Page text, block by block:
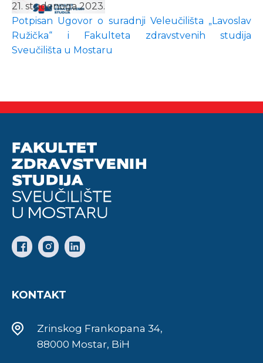
21. studenoga 2023.
Potpisan Ugovor o suradnji Veleučilišta „Lavoslav
Ružička“ i Fakulteta zdravstvenih studija
Sveučilišta u Mostaru
KONTAKT
Zrinskog Frankopana 34,
88000 Mostar, BiH